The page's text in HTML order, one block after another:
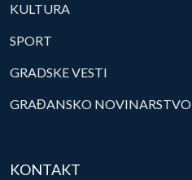
KULTURA
SPORT
GRADSKE VESTI
GRAĐANSKO NOVINARSTVO
KONTAKT